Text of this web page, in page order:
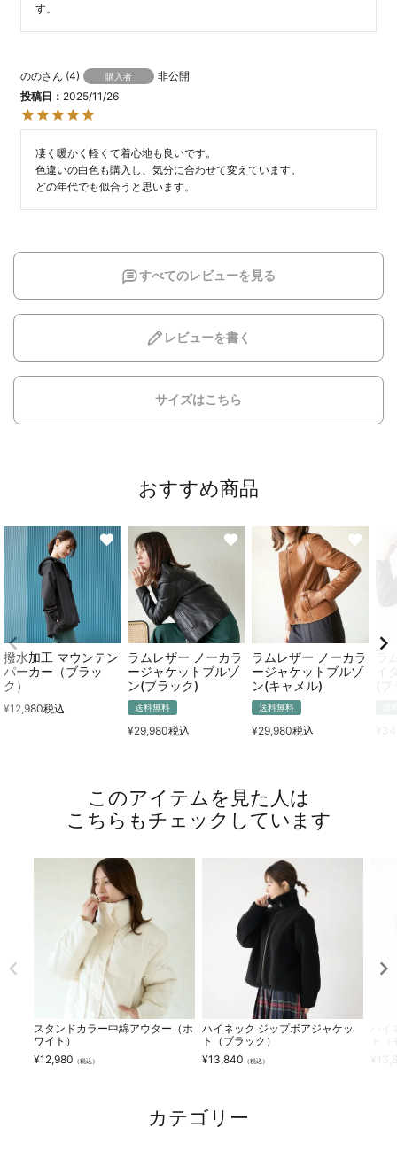
す。
のの 4 購入者
非公開
投稿日
2025/11/26
凄く暖かく軽くて着心地も良いです。
色違いの白色も購入し、気分に合わせて変えています。
どの年代でも似合うと思います。
すべてのレビューを見る
レビューを書く
サイズはこちら
おすすめ商品
撥水加工 マウンテン
パーカー（ブラッ
ク）
¥12,980税込
ラムレザー ノーカラ
ージャケットブルゾ
ン(ブラック)
送料無料
¥29,980税込
ラムレザー ノーカラ
ージャケットブルゾ
ン(キャメル)
送料無料
¥29,980税込
このアイテムを見た人は
こちらもチェックしています
スタンドカラー中綿アウター（ホ
ワイト）
¥12,980 （税込）
ハイネック ジップボアジャケッ
ト（ブラック）
¥13,840 （税込）
カテゴリー